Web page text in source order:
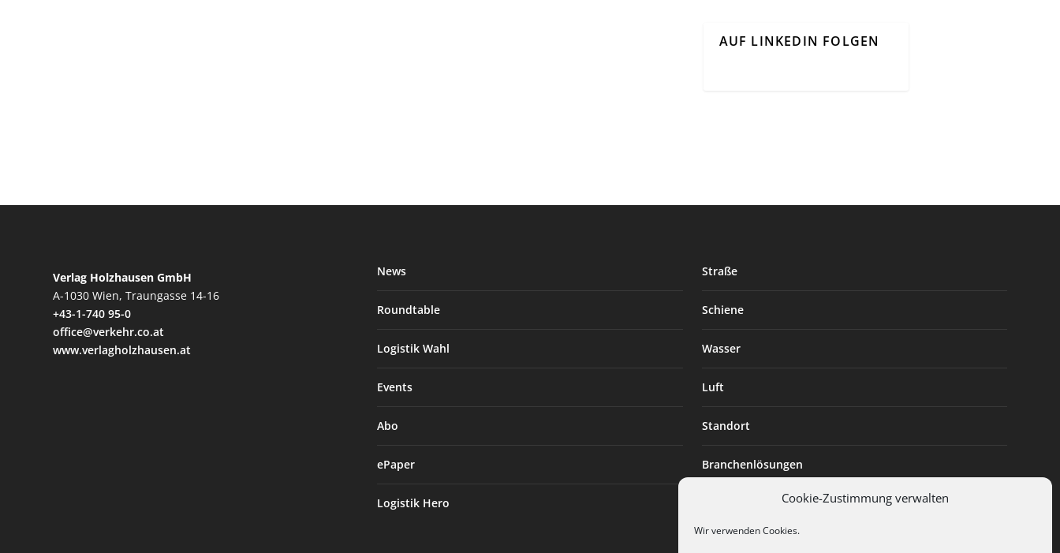
Cookie-Zustimmung verwalten
Wir verwenden Cookies.
AUF LINKEDIN FOLGEN
Verlag Holzhausen GmbH
A-1030 Wien, Traungasse 14-16
+43-1-740 95-0
office@verkehr.co.at
www.verlagholzhausen.at
News
Roundtable
Logistik Wahl
Events
Abo
ePaper
Logistik Hero
Straße
Schiene
Wasser
Luft
Standort
Branchenlösungen